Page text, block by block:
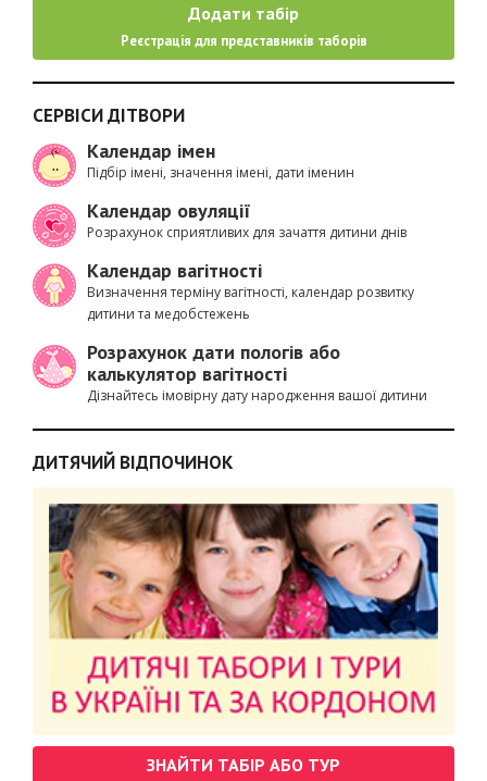
Додати табір
Реєстрація для представників таборів
СЕРВІСИ ДІТВОРИ
Календар імен
Підбір імені, значення імені, дати іменин
Календар овуляції
Розрахунок сприятливих для зачаття дитини днів
Календар вагітності
Визначення терміну вагітності, календар розвитку
дитини та медобстежень
Розрахунок дати пологів або
калькулятор вагітності
Дізнайтесь імовірну дату народження вашої дитини
ДИТЯЧИЙ ВІДПОЧИНОК
ЗНАЙТИ ТАБІР АБО ТУР